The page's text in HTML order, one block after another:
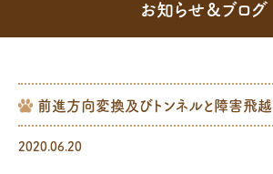
お知らせ＆ブログ
前進方向変換及びトンネルと障害飛越
2020.06.20